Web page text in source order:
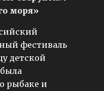
моря»
фестиваль
детской
рыбаке и